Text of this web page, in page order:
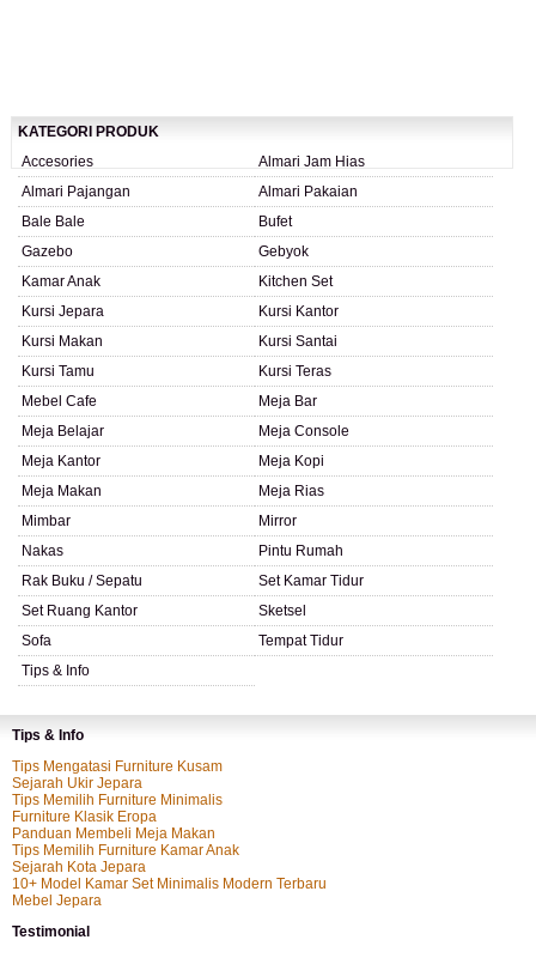
KATEGORI PRODUK
Accesories
Almari Jam Hias
Almari Pajangan
Almari Pakaian
Bale Bale
Bufet
Gazebo
Gebyok
Kamar Anak
Kitchen Set
Kursi Jepara
Kursi Kantor
Kursi Makan
Kursi Santai
Kursi Tamu
Kursi Teras
Mebel Cafe
Meja Bar
Meja Belajar
Meja Console
Meja Kantor
Meja Kopi
Meja Makan
Meja Rias
Mimbar
Mirror
Nakas
Pintu Rumah
Rak Buku / Sepatu
Set Kamar Tidur
Set Ruang Kantor
Sketsel
Sofa
Tempat Tidur
Tips & Info
Tips & Info
Tips Mengatasi Furniture Kusam
Sejarah Ukir Jepara
Tips Memilih Furniture Minimalis
Furniture Klasik Eropa
Panduan Membeli Meja Makan
Tips Memilih Furniture Kamar Anak
Sejarah Kota Jepara
10+ Model Kamar Set Minimalis Modern Terbaru
Mebel Jepara
Testimonial